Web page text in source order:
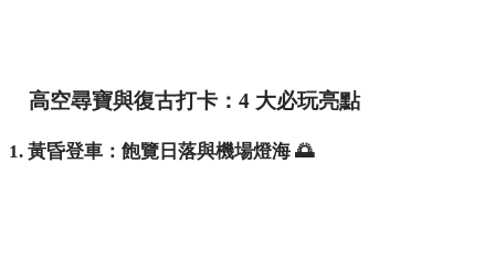
高空尋寶與復古打卡：4 大必玩亮點
1. 黃昏登車：飽覽日落與機場燈海 🌅